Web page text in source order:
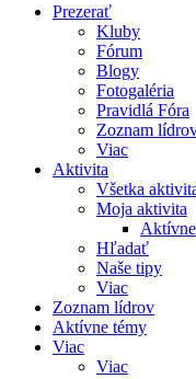
Prezerať
Kluby
Fórum
Blogy
Fotogaléria
Pravidlá Fóra
Zoznam
Viac
Aktivita
Všetka
Moja aktivita
Hľadať
Naše tipy
Viac
Zoznam lídrov
Aktívne témy
Viac
Viac